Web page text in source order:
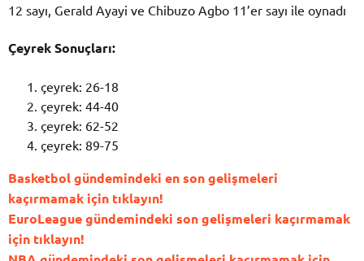
12 sayı, Gerald Ayayi ve Chibuzo Agbo 11’er sayı ile oynadı
Çeyrek Sonuçları:
çeyrek: 26-18
çeyrek: 44-40
çeyrek: 62-52
çeyrek: 89-75
Basketbol gündemindeki en son gelişmeleri
kaçırmamak için tıklayın!
EuroLeague gündemindeki son gelişmeleri kaçırmamak
için tıklayın!